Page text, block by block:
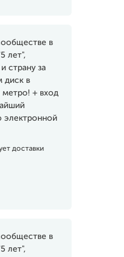
в
лет",
страну за
диск в
+ вход
электронной
доставки
в
лет",